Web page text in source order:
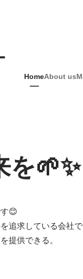
HomeAbout us
🌱✨
😊
追求している会社で
提供できる。